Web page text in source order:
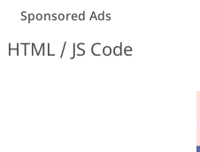
Sponsored Ads
HTML / JS Code